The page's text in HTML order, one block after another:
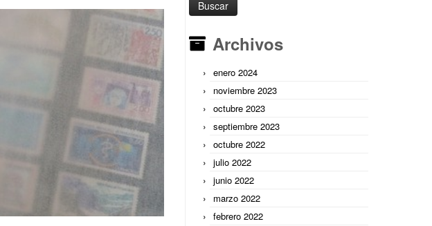
Archivos
enero 2024
noviembre 2023
octubre 2023
septiembre 2023
octubre 2022
julio 2022
junio 2022
marzo 2022
febrero 2022